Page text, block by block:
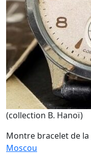
(collection B. Hanoï)
Montre bracelet de la
Moscou